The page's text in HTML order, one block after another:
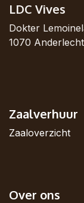
LDC Vives
Dokter
1070 Anderlecht
Zaalverhuur
Zaaloverzicht
Over ons